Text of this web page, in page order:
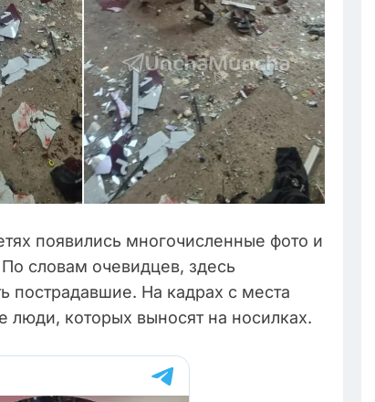
появились многочисленные фото и
словам очевидцев, здесь
пострадавшие. На кадрах с места
которых выносят на носилках.